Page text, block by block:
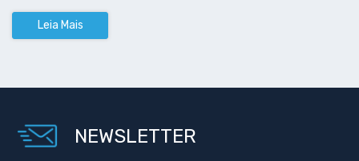
Leia Mais
NEWSLETTER